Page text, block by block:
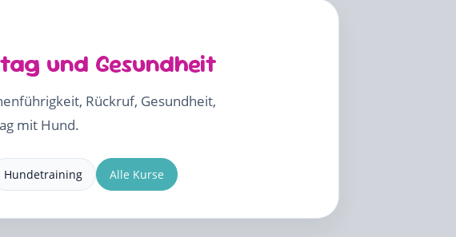
und Gesundheit
Rückruf, Gesundheit,
mit Hund.
Hundetraining Alle Kurse